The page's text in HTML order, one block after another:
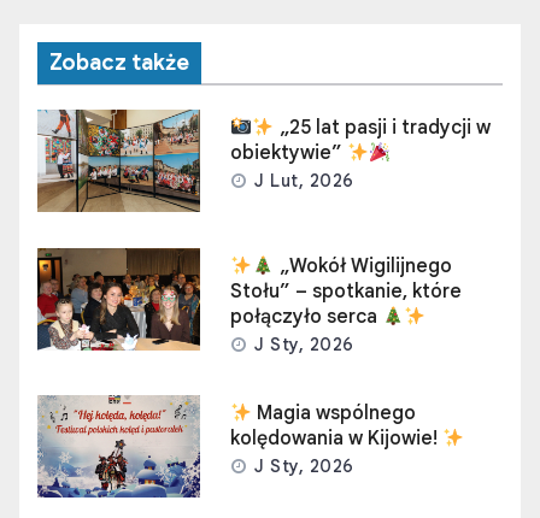
Zobacz także
„25 lat pasji i tradycji w
obiektywie”
J Lut, 2026
„Wokół Wigilijnego
Stołu” – spotkanie, które
połączyło serca
J Sty, 2026
Magia wspólnego
kolędowania w Kijowie!
J Sty, 2026